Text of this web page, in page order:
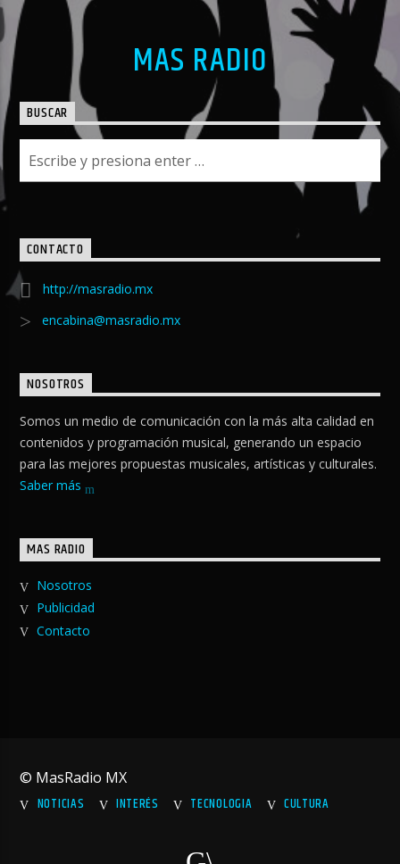
MAS RADIO
BUSCAR
CONTACTO
http://masradio.mx
encabina@masradio.mx
NOSOTROS
Somos un medio de comunicación con la más alta calidad en
contenidos y programación musical, generando un espacio
para las mejores propuestas musicales, artísticas y culturales.
Saber más
MAS RADIO
Nosotros
Publicidad
Contacto
© MasRadio MX
NOTICIAS
INTERÉS TECNOLOGIA CULTURA